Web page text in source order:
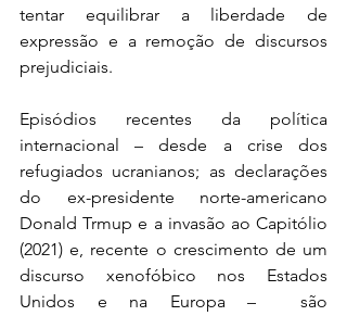
tentar equilibrar a liberdade de
expressão e a remoção de discursos
prejudiciais.
Episódios recentes da política
internacional – desde a crise dos
refugiados ucranianos; as declarações
do ex-presidente norte-americano
Donald Trmup e a invasão ao Capitólio
(2021) e, recente o crescimento de um
discurso xenofóbico nos Estados
Unidos e na Europa –  são